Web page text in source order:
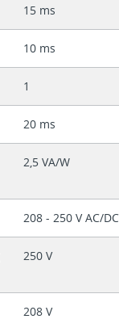
15 ms
10 ms
1
20 ms
2,5 VA/W
208 - 250 V AC/DC
250 V
208 V